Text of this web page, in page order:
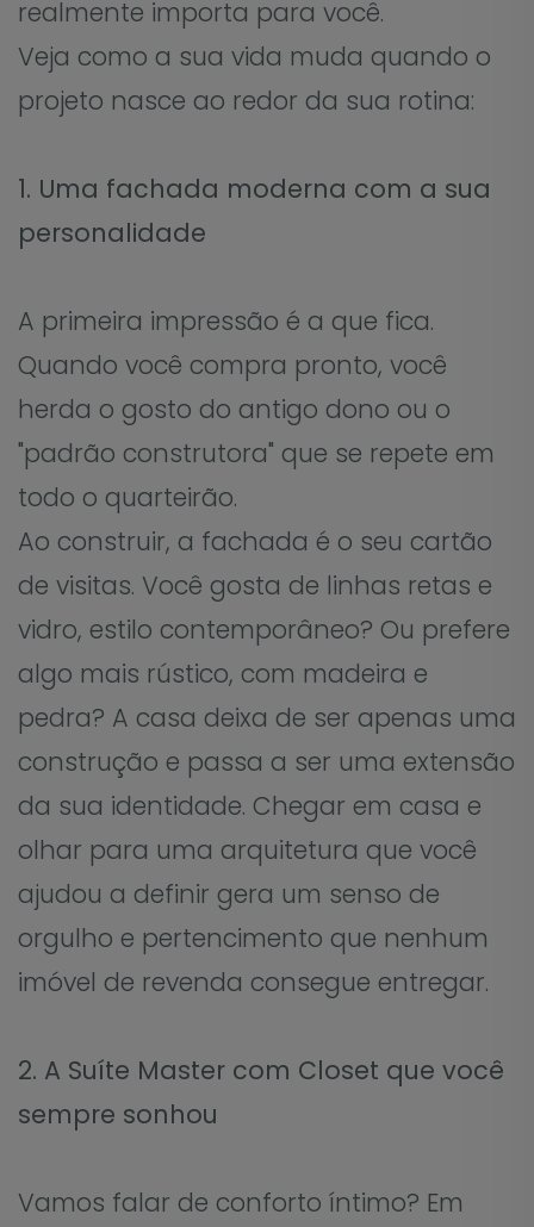
realmente importa para você.
Veja como a sua vida muda quando o
projeto nasce ao redor da sua rotina:
1. Uma fachada moderna com a sua
personalidade
A primeira impressão é a que fica.
Quando você compra pronto, você
herda o gosto do antigo dono ou o
"padrão construtora" que se repete em
todo o quarteirão.
Ao construir, a fachada é o seu cartão
de visitas. Você gosta de linhas retas e
vidro, estilo contemporâneo? Ou prefere
algo mais rústico, com madeira e
pedra? A casa deixa de ser apenas uma
construção e passa a ser uma extensão
da sua identidade. Chegar em casa e
olhar para uma arquitetura que você
ajudou a definir gera um senso de
orgulho e pertencimento que nenhum
imóvel de revenda consegue entregar.
2. A Suíte Master com Closet que você
sempre sonhou
Vamos falar de conforto íntimo? Em